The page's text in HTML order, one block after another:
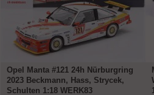
Opel Manta #121 24h Nürburgring
2023 Beckmann, Hass, Strycek,
Schulten 1:18 WERK83